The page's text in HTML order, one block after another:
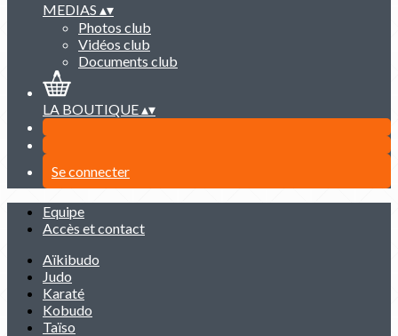
MEDIAS ▴▾
Photos club
Vidéos club
Documents club
LA BOUTIQUE▴▾
Se connecter
Equipe
Accès et contact
Aïkibudo
Judo
Karaté
Kobudo
Taïso